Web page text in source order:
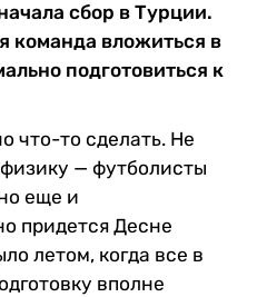
сбор в Турции.
команда вложиться в
подготовиться к
что-то сделать. Не
— футболисты
еще и
придется Десне
летом, когда все в
вполне